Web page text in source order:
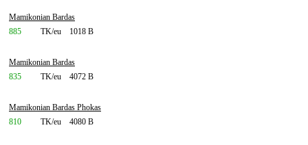
Mamikonian Bardas
885
TK/eu 1018 B
Mamikonian Bardas
835
TK/eu 4072 B
Mamikonian Bardas Phokas
810
TK/eu 4080 B